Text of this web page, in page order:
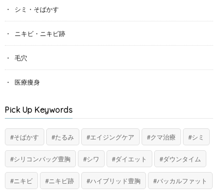
シミ・そばかす
ニキビ・ニキビ跡
毛穴
医療痩身
Pick Up Keywords
そばかす たるみ エイジングケア クマ治療 シミ
シリコンバッグ豊胸 シワ ダイエット ダウンタイム
ニキビ ニキビ跡 ハイブリッド豊胸 バッカルファット